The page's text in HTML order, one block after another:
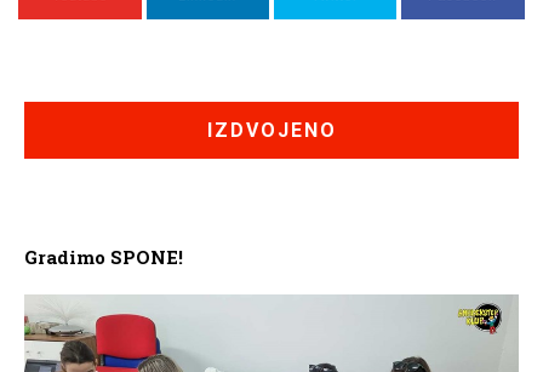
IZDVOJENO
Gradimo SPONE!